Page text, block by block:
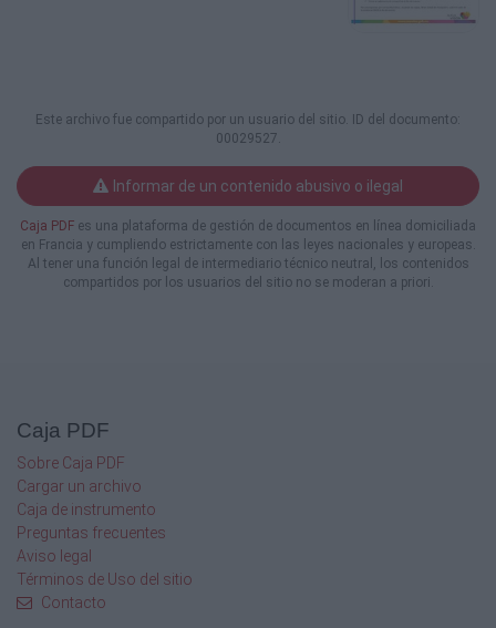
Este archivo fue compartido por un usuario del sitio. ID del documento:
00029527.
Informar de un contenido abusivo o ilegal
Caja PDF es una plataforma de gestión de documentos en línea domiciliada
en Francia y cumpliendo estrictamente con las leyes nacionales y europeas.
Al tener una función legal de intermediario técnico neutral, los contenidos
compartidos por los usuarios del sitio no se moderan a priori.
Caja PDF
Sobre Caja PDF
Cargar un archivo
Caja de instrumento
Preguntas frecuentes
Aviso legal
Términos de Uso del sitio
Contacto